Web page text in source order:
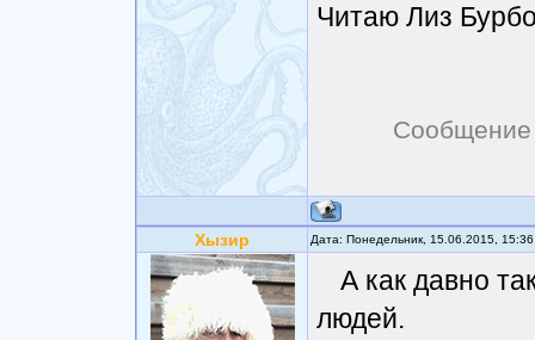
Читаю Лиз
Сообщение
Хызир Дата: Понедельник, 15.06.2015,
А как давно
людей.